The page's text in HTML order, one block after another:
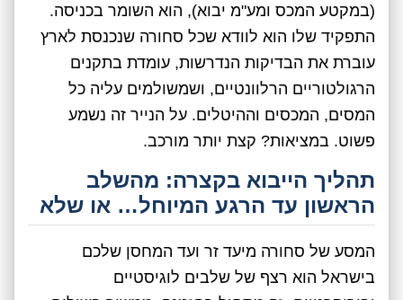
(במקטע המכס ומע"מ יבוא), הוא השומר בכניסה.
התפקיד שלו הוא לוודא שכל סחורה שנכנסת לארץ
עוברת את הבדיקות הנדרשות, עומדת בתקנים
הרגולטוריים הרלוונטיים, ושמשולמים עליה כל
המסים, המכסים וההיטלים. על הנייר זה נשמע
פשוט. במציאות? קצת יותר מורכב.
תהליך הייבוא בקצרה: מהשלב
הראשון עד הרגע המיוחל… או שלא
המסע של סחורה מיעד זר ועד המחסן שלכם
בישראל הוא רצף של שלבים לוגיסטיים